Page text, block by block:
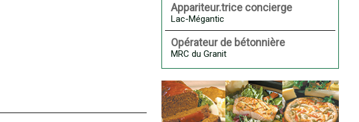
Appariteur.trice concierge
Lac-Mégantic
Opérateur de bétonnière
MRC du Granit